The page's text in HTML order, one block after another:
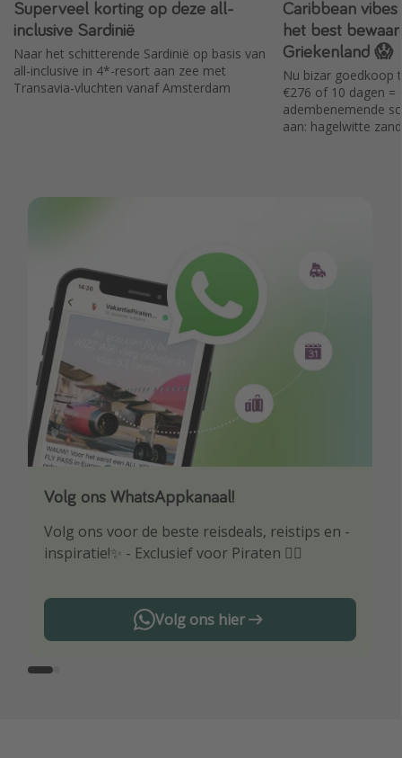
Superveel korting op deze all-
inclusive Sardinië
Naar het schitterende Sardinië op basis van
all-inclusive in 4*-resort aan zee met
Transavia-vluchten vanaf Amsterdam
Caribbean
het best
Griekenland 😱
Nu bizar goedkoop
€276 of 10 dagen = €372 ✈️ Je
adembenemende
aan: hagelwitte
Volg ons WhatsAppkanaal!
Volg ons voor de beste reisdeals, reistips en -
inspiratie!✨ - Exclusief voor Piraten 🏴‍☠️
Volg ons hier
Download onze app
Wees als eerste op de hoogte van de beste
reisaanbiedingen